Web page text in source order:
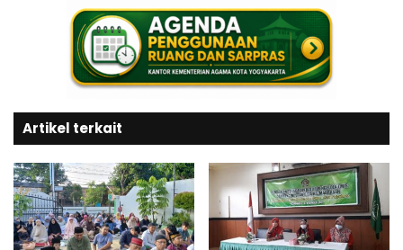
I
S
n
A
2
0
i
n
g
U
j
i
Artikel terkait